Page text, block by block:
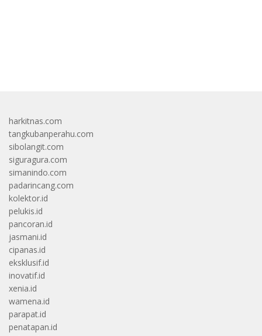
harkitnas.com
tangkubanperahu.com
sibolangit.com
siguragura.com
simanindo.com
padarincang.com
kolektor.id
pelukis.id
pancoran.id
jasmani.id
cipanas.id
eksklusif.id
inovatif.id
xenia.id
wamena.id
parapat.id
penatapan.id